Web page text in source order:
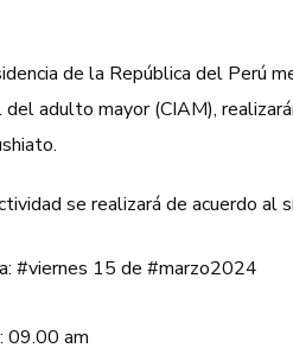
de la República del Perú
del adulto mayor (CIAM),
se realizará de acuerdo al
#viernes 15 de #marzo2024
09.00 am